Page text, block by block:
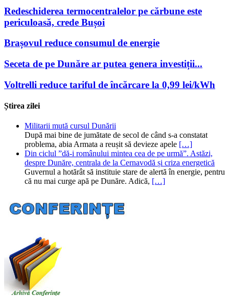
Redeschiderea termocentralelor pe cărbune este
periculoasă, crede Bușoi
Brașovul reduce consumul de energie
Seceta de pe Dunăre ar putea genera investiții...
Voltrelli reduce tariful de încărcare la 0,99 lei/kWh
Știrea zilei
Militarii mută cursul Dunării
După mai bine de jumătate de secol de când s-a constatat
problema, abia Armata a reușit să devieze apele […]
Din ciclul ”dă-i românului mintea cea de pe urmă”. Astăzi,
despre Dunăre, centrala de la Cernavodă și criza energetică
Guvernul a hotărât să instituie stare de alertă în energie, pentru
că nu mai curge apă pe Dunăre. Adică, […]